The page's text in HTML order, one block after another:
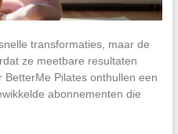
transformaties, maar de
ze meetbare resultaten
Pilates onthullen een
abonnementen die